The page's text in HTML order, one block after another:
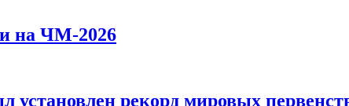
на ЧМ-2026
рекорд мировых